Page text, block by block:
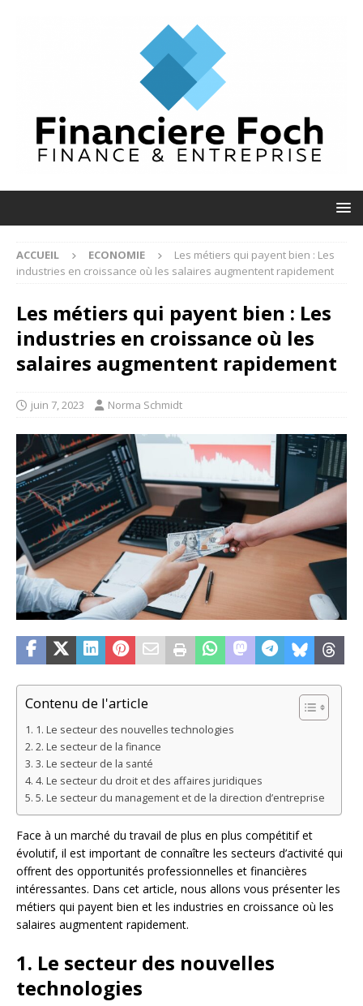
ACCUEIL ECONOMIE
Les métiers qui payent bien : Les
industries en croissance où les salaires augmentent rapidement
Les métiers qui payent bien : Les
industries en croissance où les
salaires augmentent rapidement
juin 7, 2023 Norma Schmidt
Contenu de l'article
1. Le secteur des nouvelles technologies
2. Le secteur de la finance
3. Le secteur de la santé
4. Le secteur du droit et des affaires juridiques
5. Le secteur du management et de la direction d’entreprise
Face à un marché du travail de plus en plus compétitif et
évolutif, il est important de connaître les secteurs d’activité qui
offrent des opportunités professionnelles et financières
intéressantes. Dans cet article, nous allons vous présenter les
métiers qui payent bien et les industries en croissance où les
salaires augmentent rapidement.
1. Le secteur des nouvelles
technologies